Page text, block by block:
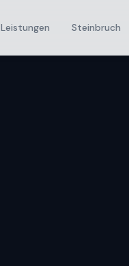
Leistungen Steinbruch